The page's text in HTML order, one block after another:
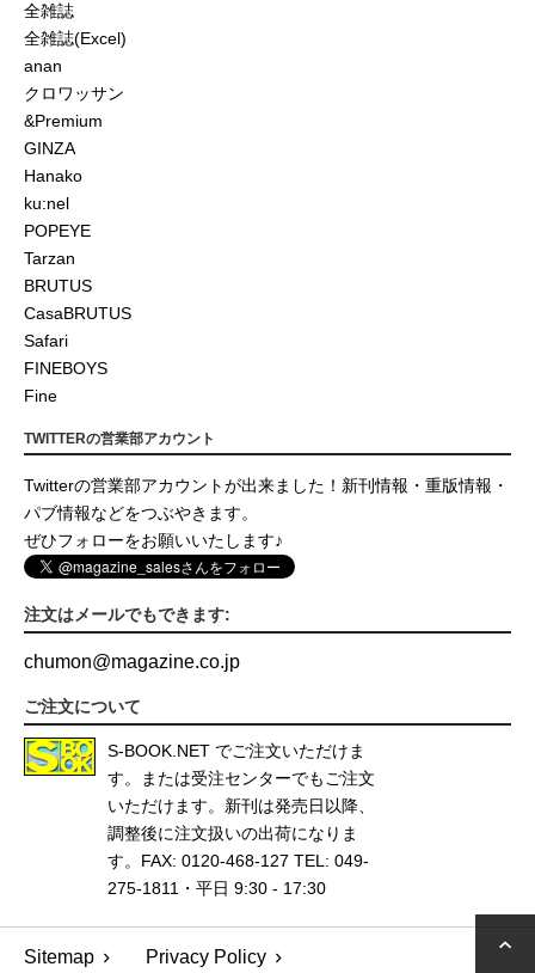
全雑誌
全雑誌(Excel)
anan
クロワッサン
&Premium
GINZA
Hanako
ku:nel
POPEYE
Tarzan
BRUTUS
CasaBRUTUS
Safari
FINEBOYS
Fine
TWITTERの営業部アカウント
Twitterの営業部アカウントが出来ました！新刊情報・重版情報・
パブ情報などをつぶやきます。
ぜひフォローをお願いいたします♪
注文はメールでもできます:
chumon@magazine.co.jp
ご注文について
S-BOOK.NET でご注文いただけま
す。または受注センターでもご注文
いただけます。新刊は発売日以降、
調整後に注文扱いの出荷になりま
す。FAX: 0120-468-127 TEL: 049-
275-1811・平日 9:30 - 17:30
Sitemap Privacy Policy